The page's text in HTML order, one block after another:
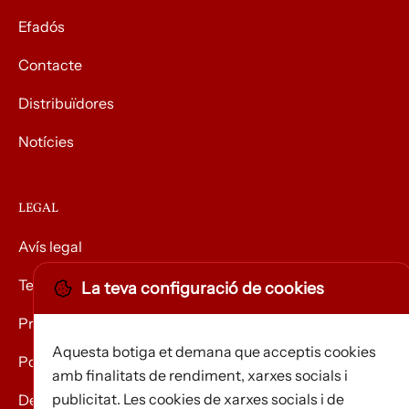
Efadós
Contacte
Distribuïdores
Notícies
LEGAL
Avís legal
Termes i condicions
Privacitat
Política de Cookies
Devolució de mercaderies
La teva configuració de cookies
Aquesta botiga et demana que acceptis cookies
amb finalitats de rendiment, xarxes socials i
publicitat. Les cookies de xarxes socials i de